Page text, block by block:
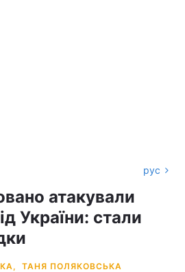
рус
атакували
України: стали
ТАНЯ ПОЛЯКОВСЬКА